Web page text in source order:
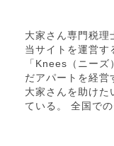
大家さん専門税理
当サイトを運営す
「Knees（ニー
だアパートを経営
大家さんを助けた
ている。 全国で